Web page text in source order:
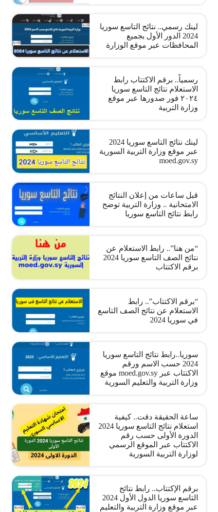
لينك رسمي.. نتائج التاسع سوريا
2024 الدور الأول بجميع
المحافظات عبر موقع الوزارة
رسمياً.. برقم الاكتتاب رابط
الاستعلام نتائج التاسع سوريا
٢٠٢٤ فور صدورها عبر موقع
وزارة التربية
لينك نتائج التاسع سوريا 2024
عبر موقع وزارة التربية السورية
moed.gov.sy
قبل ساعات من إعلان النتائج
الامتحانية .. وزارة التربية توضح
رابط نتائج التاسع سوريا
“من هنا”.. رابط الاستعلام عن
نتائج الصف التاسع سوريا 2024
برقم الاكتتاب
“برقم الاكتتاب”.. رابط
الاستعلام عن نتائج الصف التاسع
في سوريا 2024
سوريا..رابط نتائج التاسع سوريا
2024 حسب الاسم ورقم
الاكتتاب عبر moed.gov.sy موقع
وزارة التربية والتعليم السورية
ساعة الحقيقة دقت.. كيفية
استعلام نتائج التاسع سوريا 2024
الدورة الأولى حسب رقم
الاكتتاب عبر الموقع الرسمي
لوزارة التربية السورية
برقم الإكتتاب.. رابط نتائج
التاسع سوريا الدول الأول 2024
عبر موقع وزارة التربية والتعليم